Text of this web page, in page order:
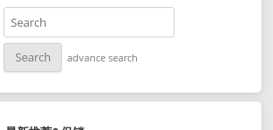
advance search